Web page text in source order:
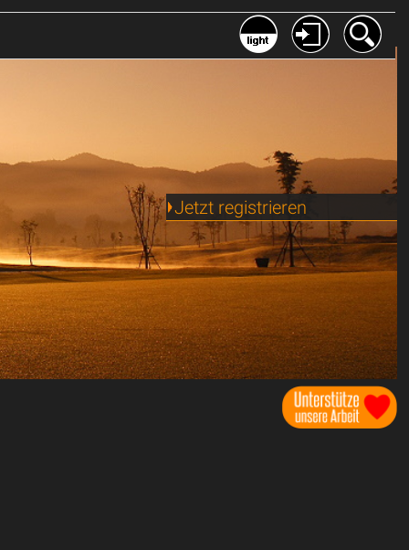
Jetzt registrieren